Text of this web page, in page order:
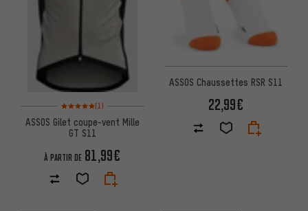
Note moyenne : 5 sur 5 d'après 1 avis
(1)
ASSOS Gilet coupe-vent Mille
GT S11
À PARTIR DE 81,99€
ASSOS Chaussettes RSR S11
22,99€